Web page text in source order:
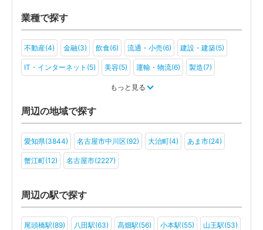
業種で探す
不動産(4) 金融(3) 飲食(6) 流通・小売(6) 建設・建築(5)
IT・インターネット(5) 美容(5) 運輸・物流(6) 製造(7)
旅行・ホテル(3)
アミューズメント・レジャー(3)
もっと見る
周辺の地域で探す
愛知県(3844) 名古屋市中川区(92) 大治町(4) あま市(24)
蟹江町(12) 名古屋市(2227)
周辺の駅で探す
尾頭橋駅(89) 八田駅(63) 高畑駅(56) 小本駅(55) 山王駅(53)